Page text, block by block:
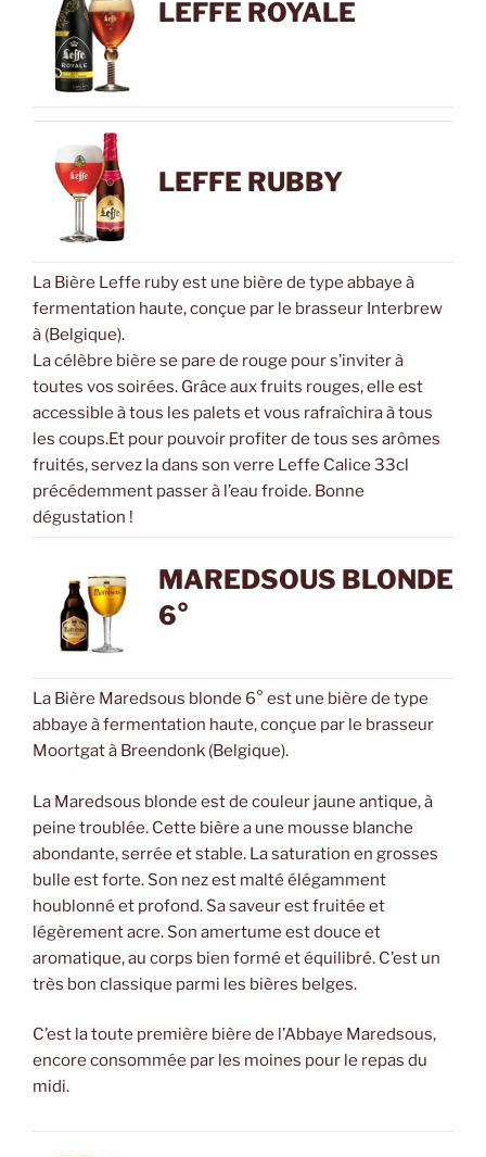
LEFFE ROYALE
LEFFE RUBBY
La Bière Leffe ruby est une bière de type abbaye à
fermentation haute, conçue par le brasseur Interbrew
à (Belgique).
La célèbre bière se pare de rouge pour s’inviter à
toutes vos soirées. Grâce aux fruits rouges, elle est
accessible à tous les palets et vous rafraîchira à tous
les coups.Et pour pouvoir profiter de tous ses arômes
fruités, servez la dans son verre Leffe Calice 33cl
précédemment passer à l’eau froide. Bonne
dégustation !
MAREDSOUS BLONDE
6°
La Bière Maredsous blonde 6° est une bière de type
abbaye à fermentation haute, conçue par le brasseur
Moortgat à Breendonk (Belgique).
La Maredsous blonde est de couleur jaune antique, à
peine troublée. Cette bière a une mousse blanche
abondante, serrée et stable. La saturation en grosses
bulle est forte. Son nez est malté élégamment
houblonné et profond. Sa saveur est fruitée et
légèrement acre. Son amertume est douce et
aromatique, au corps bien formé et équilibré. C’est un
très bon classique parmi les bières belges.
C’est la toute première bière de l’Abbaye Maredsous,
encore consommée par les moines pour le repas du
midi.